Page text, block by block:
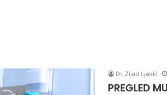
Dr. Zijad Ljakić
PREGLED